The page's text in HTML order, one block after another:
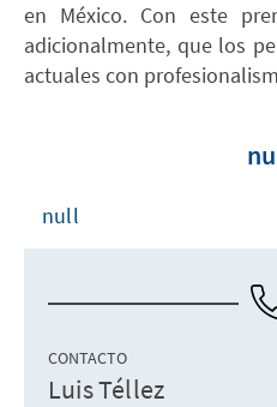
en México. Con este
adicionalmente, que los
actuales con
null
CONTACTO
Luis Téllez